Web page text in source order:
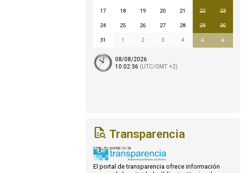
17 18 19 20 21 22 23
24 25 26 27 28 29 30
31 1 2 3 4 5 6
08/08/2026
10:02:37 (UTC/GMT +2)
Transparencia
El portal de transparencia ofrece información